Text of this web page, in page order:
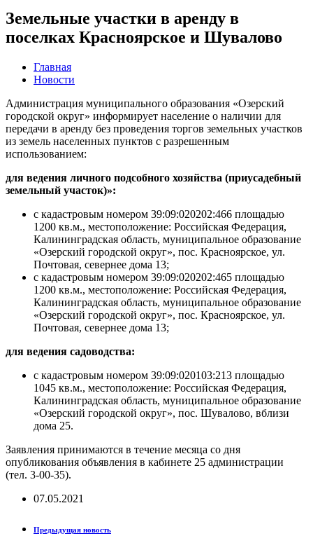
Земельные участки в аренду в
поселках Красноярское и Шувалово
Главная
Новости
Администрация муниципального образования «Озерский
городской округ» информирует население о наличии для
передачи в аренду без проведения торгов земельных участков
из земель населенных пунктов с разрешенным
использованием:
для ведения личного подсобного хозяйства (приусадебный
земельный участок)»:
с кадастровым номером 39:09:020202:466 площадью
1200 кв.м., местоположение: Российская Федерация,
Калининградская область, муниципальное образование
«Озерский городской округ», пос. Красноярское, ул.
Почтовая, севернее дома 13;
с кадастровым номером 39:09:020202:465 площадью
1200 кв.м., местоположение: Российская Федерация,
Калининградская область, муниципальное образование
«Озерский городской округ», пос. Красноярское, ул.
Почтовая, севернее дома 13;
для ведения садоводства:
с кадастровым номером 39:09:020103:213 площадью
1045 кв.м., местоположение: Российская Федерация,
Калининградская область, муниципальное образование
«Озерский городской округ», пос. Шувалово, вблизи
дома 25.
Заявления принимаются в течение месяца со дня
опубликования объявления в кабинете 25 администрации
(тел. 3-00-35).
07.05.2021
Предыдущая новость